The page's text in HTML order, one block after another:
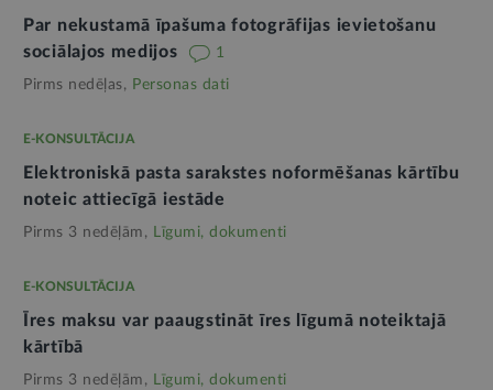
Par nekustamā īpašuma fotogrāfijas ievietošanu
sociālajos medijos
1
Pirms nedēļas, Personas dati
E-KONSULTĀCIJA
Elektroniskā pasta sarakstes noformēšanas kārtību
noteic attiecīgā iestāde
Pirms 3 nedēļām, Līgumi, dokumenti
E-KONSULTĀCIJA
Īres maksu var paaugstināt īres līgumā noteiktajā
kārtībā
Pirms 3 nedēļām, Līgumi, dokumenti